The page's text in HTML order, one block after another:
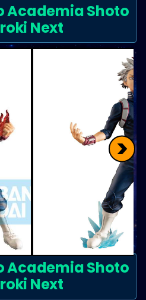
Academia Shoto
Next
>
Academia Shoto
Next